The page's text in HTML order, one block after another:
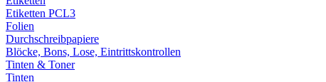
Etiketten PCL3
Folien
Durchschreibpapiere
Blöcke, Bons, Lose, Eintrittskontrollen
Tinten & Toner
Tinten